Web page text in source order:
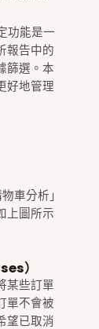
功能是一
報告中的
篩選。本
好地管理
車分析」
上圖所示
）
某些訂單
單不會被
望已取消